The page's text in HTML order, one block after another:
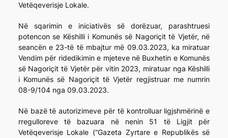
Vetëqeverisje Lokale.
Në sqarimin e iniciativës së dorëzuar, parashtruesi
potencon se Këshilli i Komunës së Nagoriçit të Vjetër, në
seancën e 23-të të mbajtur më 09.03.2023, ka miratuar
Vendim për ridedikimin e mjeteve në Buxhetin e Komunës
së Nagoriçit të Vjetër për vitin 2023, miratuar nga Këshilli
i Komunës së Nagoriçit të Vjetër regjistruar me numrin
08-9/104 nga 09.03.2023.
Në bazë të autorizimeve për të kontrolluar ligjshmërinë e
rregulloreve të bazuara në nenin 51 të Ligjit për
Vetëqeverisje Lokale (“Gazeta Zyrtare e Republikës së